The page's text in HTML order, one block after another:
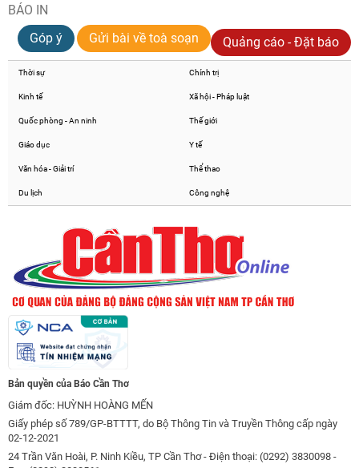
BÁO IN
Góp ý
Gửi bài về toà soạn Quảng cáo - Đặt báo
Thời sự Chính trị
Kinh tế Xã hội - Pháp luật
Quốc phòng - An ninh Thế giới
Giáo dục Y tế
Văn hóa - Giải trí Thể thao
Du lịch Công nghệ
Bản quyền của Báo Cần Thơ
Giám đốc: HUỲNH HOÀNG MẾN
Giấy phép số 789/GP-BTTTT, do Bộ Thông Tin và Truyền Thông cấp ngày
02-12-2021
24 Trần Văn Hoài, P. Ninh Kiều, TP Cần Thơ - Điện thoại: (0292) 3830098 -